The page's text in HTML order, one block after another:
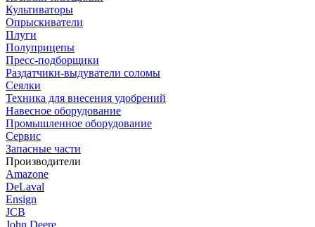
Культиваторы
Опрыскиватели
Плуги
Полуприцепы
Пресс-подборщики
Раздатчики-выдуватели соломы
Сеялки
Техника для внесения удобрений
Навесное оборудование
Промышленное оборудование
Сервис
Запасные части
Производители
Amazone
DeLaval
Ensign
JCB
John Deere